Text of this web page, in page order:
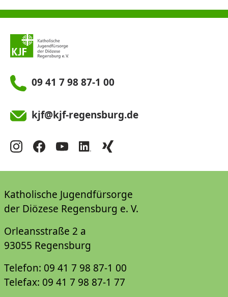
09 41 7 98 87-1 00
kjf@kjf-regensburg.de
Katholische Jugendfürsorge
der Diözese Regensburg e. V.
Orleansstraße 2 a
93055 Regensburg
Telefon: 09 41 7 98 87-1 00
Telefax: 09 41 7 98 87-1 77